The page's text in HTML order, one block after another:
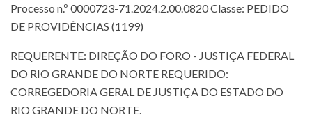
Processo n.º 0000723-71.2024.2.00.0820 Classe: PEDIDO
DE PROVIDÊNCIAS (1199)
REQUERENTE: DIREÇÃO DO FORO - JUSTIÇA FEDERAL
DO RIO GRANDE DO NORTE REQUERIDO:
CORREGEDORIA GERAL DE JUSTIÇA DO ESTADO DO
RIO GRANDE DO NORTE.